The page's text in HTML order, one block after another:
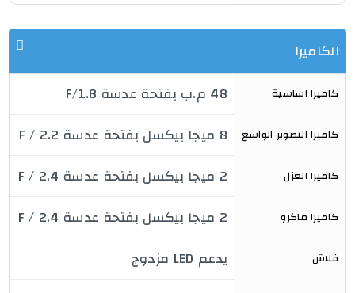
الكاميرا
كاميرا اساسية 48 م.ب بفتحة عدسة F/1.8
كاميرا التصوير الواسع 8 ميجا بيكسل بفتحة عدسة F / 2.2
كاميرا العزل 2 ميجا بيكسل بفتحة عدسة F / 2.4
كاميرا ماكرو 2 ميجا بيكسل بفتحة عدسة F / 2.4
فلاش يدعم LED مزدوج